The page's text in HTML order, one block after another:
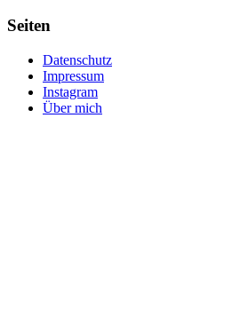
Seiten
Datenschutz
Impressum
Instagram
Über mich